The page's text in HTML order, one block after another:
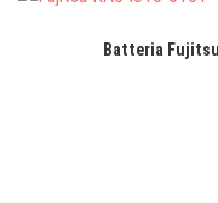
Batteria Fujitsu